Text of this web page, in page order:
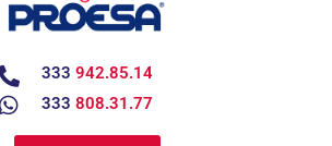
333 942.85.14
333 808.31.77